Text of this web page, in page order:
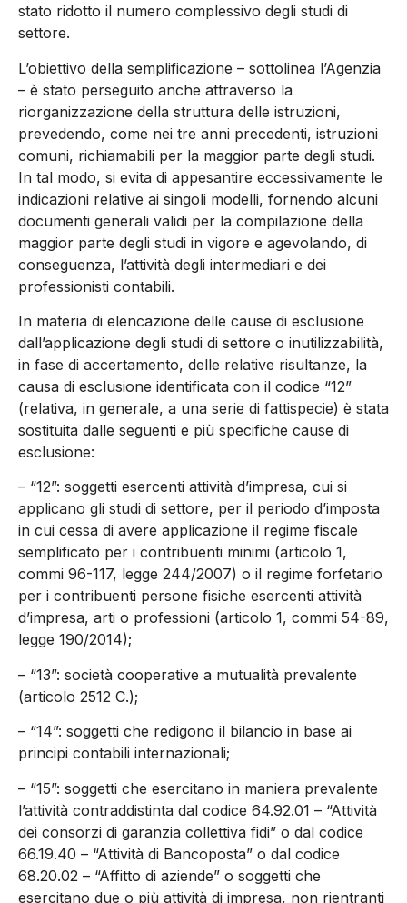
stato ridotto il numero complessivo degli studi di
settore.
L’obiettivo della semplificazione – sottolinea l’Agenzia
– è stato perseguito anche attraverso la
riorganizzazione della struttura delle istruzioni,
prevedendo, come nei tre anni precedenti, istruzioni
comuni, richiamabili per la maggior parte degli studi.
In tal modo, si evita di appesantire eccessivamente le
indicazioni relative ai singoli modelli, fornendo alcuni
documenti generali validi per la compilazione della
maggior parte degli studi in vigore e agevolando, di
conseguenza, l’attività degli intermediari e dei
professionisti contabili.
In materia di elencazione delle cause di esclusione
dall’applicazione degli studi di settore o inutilizzabilità,
in fase di accertamento, delle relative risultanze, la
causa di esclusione identificata con il codice “12”
(relativa, in generale, a una serie di fattispecie) è stata
sostituita dalle seguenti e più specifiche cause di
esclusione:
– “12”: soggetti esercenti attività d’impresa, cui si
applicano gli studi di settore, per il periodo d’imposta
in cui cessa di avere applicazione il regime fiscale
semplificato per i contribuenti minimi (articolo 1,
commi 96-117, legge 244/2007) o il regime forfetario
per i contribuenti persone fisiche esercenti attività
d’impresa, arti o professioni (articolo 1, commi 54-89,
legge 190/2014);
– “13”: società cooperative a mutualità prevalente
(articolo 2512 C.);
– “14”: soggetti che redigono il bilancio in base ai
principi contabili internazionali;
– “15”: soggetti che esercitano in maniera prevalente
l’attività contraddistinta dal codice 64.92.01 – “Attività
dei consorzi di garanzia collettiva fidi” o dal codice
66.19.40 – “Attività di Bancoposta” o dal codice
68.20.02 – “Affitto di aziende” o soggetti che
esercitano due o più attività di impresa, non rientranti